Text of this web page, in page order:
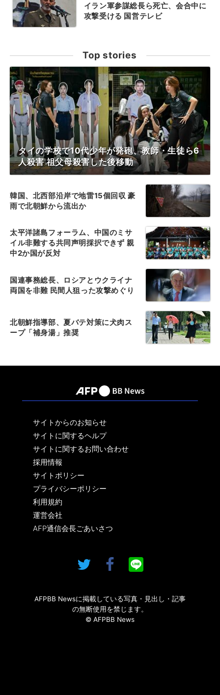
イラン軍参謀総長ら死亡、会合中に
攻撃受ける 国営テレビ
Top stories
タイの学校で10代少年が発砲、教師・生徒ら6
人殺害 祖父母殺害した後移動
韓国、北西部沿岸で地雷15個回収 豪
雨で北朝鮮から流出か
太平洋諸島フォーラム、中国のミサ
イル非難する共同声明採択できず 親
中2か国が反対
国連事務総長、ロシアとウクライナ
両国を非難 民間人狙った攻撃めぐり
北朝鮮指導部、夏バテ対策に犬肉ス
ープ「補身湯」推奨
サイトからのお知らせ
サイトに関するヘルプ
サイトに関するお問い合わせ
採用情報
サイトポリシー
プライバシーポリシー
利用規約
運営会社
AFP通信会長ごあいさつ
AFPBB Newsに掲載している写真・見出し・記事
の無断使用を禁じます。
© AFPBB News